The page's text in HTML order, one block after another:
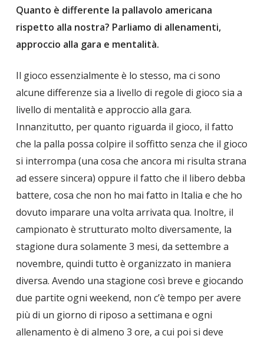
Quanto è differente la pallavolo americana
rispetto alla nostra? Parliamo di allenamenti,
approccio alla gara e mentalità.
Il gioco essenzialmente è lo stesso, ma ci sono
alcune differenze sia a livello di regole di gioco sia a
livello di mentalità e approccio alla gara.
Innanzitutto, per quanto riguarda il gioco, il fatto
che la palla possa colpire il soffitto senza che il gioco
si interrompa (una cosa che ancora mi risulta strana
ad essere sincera) oppure il fatto che il libero debba
battere, cosa che non ho mai fatto in Italia e che ho
dovuto imparare una volta arrivata qua. Inoltre, il
campionato è strutturato molto diversamente, la
stagione dura solamente 3 mesi, da settembre a
novembre, quindi tutto è organizzato in maniera
diversa. Avendo una stagione così breve e giocando
due partite ogni weekend, non c’è tempo per avere
più di un giorno di riposo a settimana e ogni
allenamento è di almeno 3 ore, a cui poi si deve